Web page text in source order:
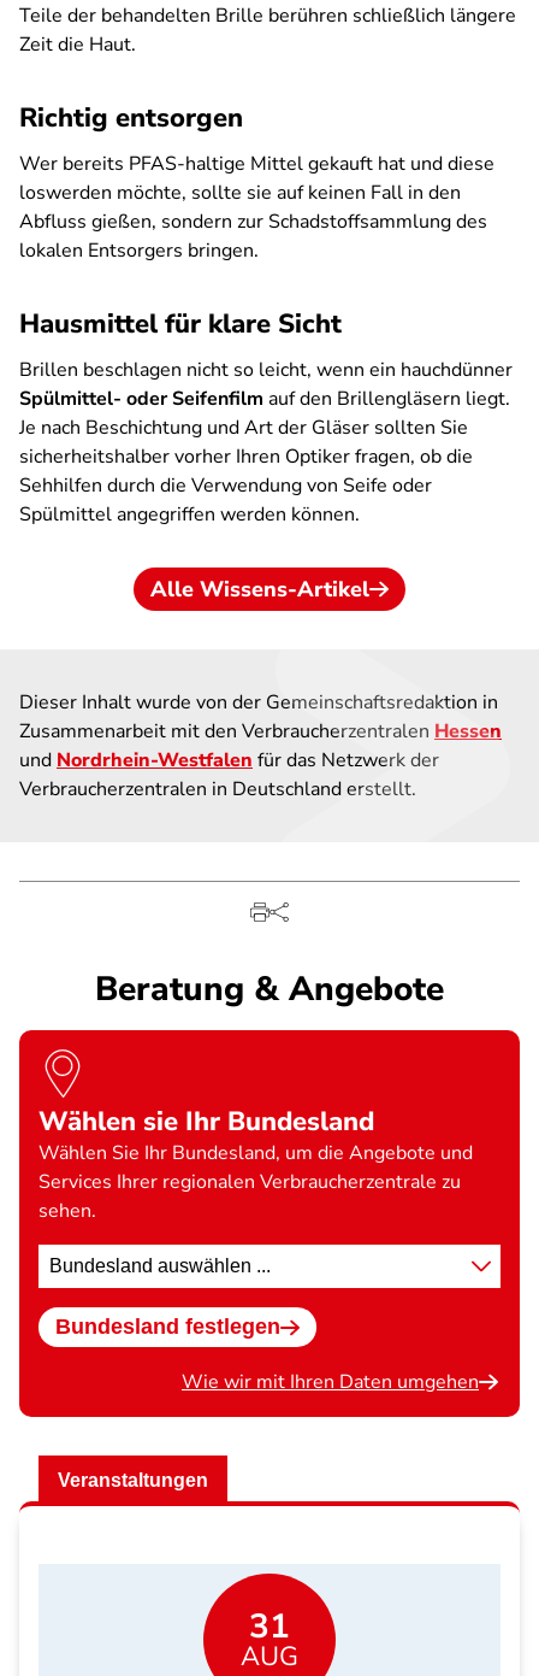
Teile der behandelten Brille berühren schließlich längere
Zeit die Haut.
Richtig entsorgen
Wer bereits PFAS-haltige Mittel gekauft hat und diese
loswerden möchte, sollte sie auf keinen Fall in den
Abfluss gießen, sondern zur Schadstoffsammlung des
lokalen Entsorgers bringen.
Hausmittel für klare Sicht
Brillen beschlagen nicht so leicht, wenn ein hauchdünner
Spülmittel- oder Seifenfilm auf den Brillengläsern liegt.
Je nach Beschichtung und Art der Gläser sollten Sie
sicherheitshalber vorher Ihren Optiker fragen, ob die
Sehhilfen durch die Verwendung von Seife oder
Spülmittel angegriffen werden können.
Alle Wissens-Artikel
Dieser Inhalt wurde von der Gemeinschaftsredaktion in
Zusammenarbeit mit den Verbraucherzentralen Hessen
und Nordrhein-Westfalen für das Netzwerk der
Verbraucherzentralen in Deutschland erstellt.
Beratung & Angebote
Wählen sie Ihr Bundesland
Wählen Sie Ihr Bundesland, um die Angebote und
Services Ihrer regionalen Verbraucherzentrale zu
sehen.
Standort
wählen
Bundesland festlegen
Wie wir mit Ihren Daten umgehen
Veranstaltungen
31
AUG